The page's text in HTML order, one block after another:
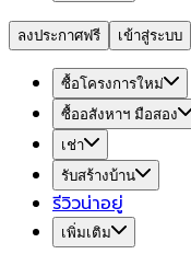
ลงประกาศฟรี เข้าสู่ระบบ
ซื้อโครงการใหม่
ซื้ออสังหาฯ มือสอง
เช่า
รับสร้างบ้าน
รีวิวน่าอยู่
เพิ่มเติม